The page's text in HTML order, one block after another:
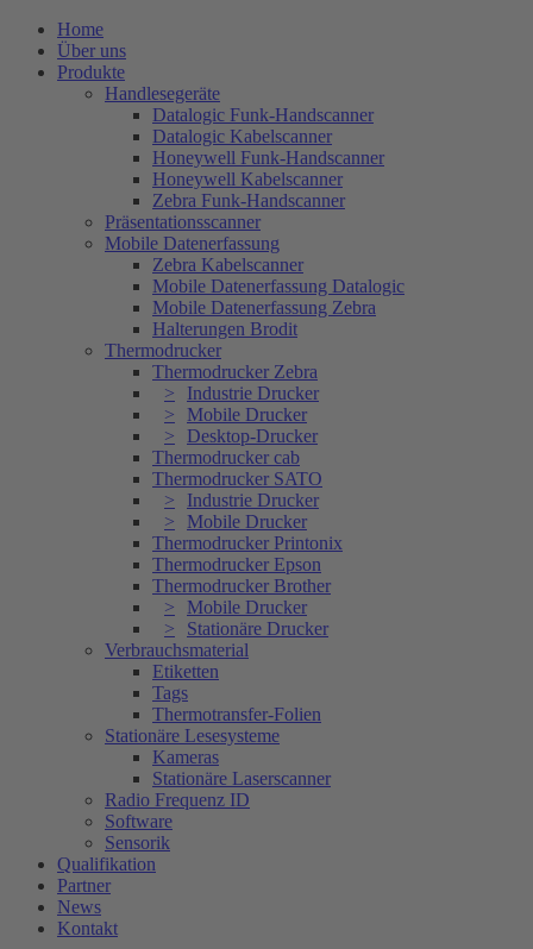
Home
Über uns
Produkte
Handlesegeräte
Datalogic Funk-Handscanner
Datalogic Kabelscanner
Honeywell Funk-Handscanner
Honeywell Kabelscanner
Zebra Funk-Handscanner
Präsentationsscanner
Mobile Datenerfassung
Zebra Kabelscanner
Mobile Datenerfassung Datalogic
Mobile Datenerfassung Zebra
Halterungen Brodit
Thermodrucker
Thermodrucker Zebra
Industrie Drucker
Mobile Drucker
Desktop-Drucker
Thermodrucker cab
Thermodrucker SATO
Industrie Drucker
Mobile Drucker
Thermodrucker Printonix
Thermodrucker Epson
Thermodrucker Brother
Mobile Drucker
Stationäre Drucker
Verbrauchsmaterial
Etiketten
Tags
Thermotransfer-Folien
Stationäre Lesesysteme
Kameras
Stationäre Laserscanner
Radio Frequenz ID
Software
Sensorik
Qualifikation
Partner
News
Kontakt